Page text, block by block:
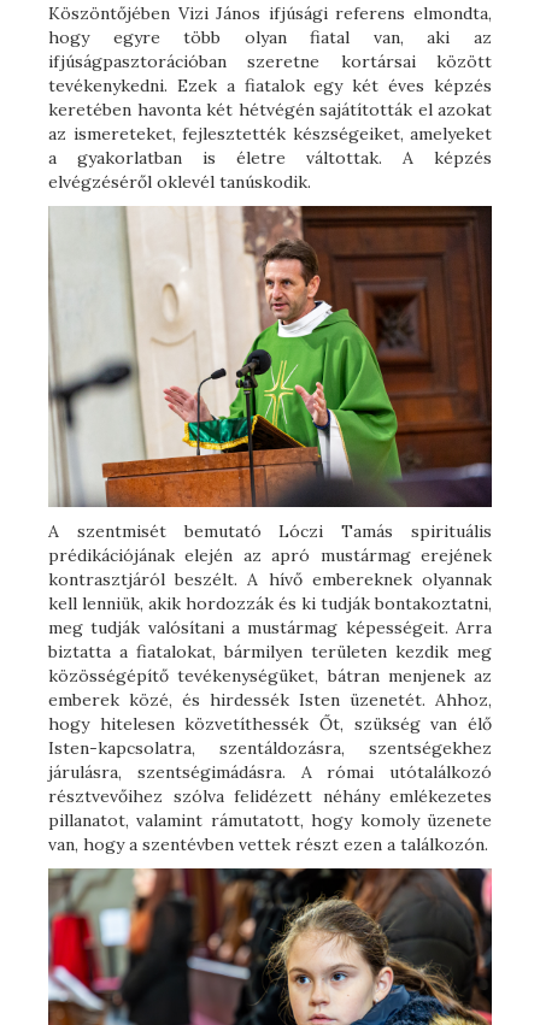
Köszöntőjében Vizi János ifjúsági referens elmondta,
hogy egyre több olyan fiatal van, aki az
ifjúságpasztorációban szeretne kortársai között
tevékenykedni. Ezek a fiatalok egy két éves képzés
keretében havonta két hétvégén sajátították el azokat
az ismereteket, fejlesztették készségeiket, amelyeket
a gyakorlatban is életre váltottak. A képzés
elvégzéséről oklevél tanúskodik.
A szentmisét bemutató Lóczi Tamás spirituális
prédikációjának elején az apró mustármag erejének
kontrasztjáról beszélt. A hívő embereknek olyannak
kell lenniük, akik hordozzák és ki tudják bontakoztatni,
meg tudják valósítani a mustármag képességeit. Arra
biztatta a fiatalokat, bármilyen területen kezdik meg
közösségépítő tevékenységüket, bátran menjenek az
emberek közé, és hirdessék Isten üzenetét. Ahhoz,
hogy hitelesen közvetíthessék Őt, szükség van élő
Isten-kapcsolatra, szentáldozásra, szentségekhez
járulásra, szentségimádásra. A római utótalálkozó
résztvevőihez szólva felidézett néhány emlékezetes
pillanatot, valamint rámutatott, hogy komoly üzenete
van, hogy a szentévben vettek részt ezen a találkozón.